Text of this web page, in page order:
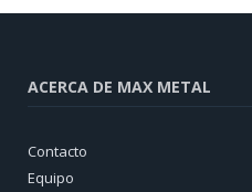
ACERCA DE MAX METAL
Contacto
Equipo